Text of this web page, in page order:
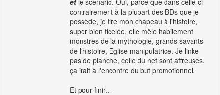
contrairement à la plupart des BDs que je
possède, je tire mon chapeau à l'histoire,
super bien ficelée, elle mêle habilement
monstres de la mythologie, grands savants
de l'histoire, Eglise manipulatrice. Je linke
pas de planche, celle du net sont affreuses,
ça irait à l'encontre du but promotionnel.
Et pour finir...